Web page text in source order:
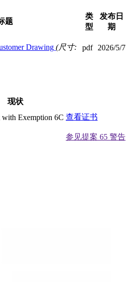
题
类
型
发布日
期
Drawing (尺寸:
pdf 2026/5/7
现状
with Exemption 6C 查看证书
参见提案 65 警告